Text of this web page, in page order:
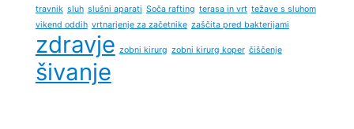
travnik sluh slušni aparati Soča rafting terasa in vrt težave s sluhom
vikend oddih vrtnarjenje za začetnike zaščita pred bakterijami
zdravje zobni kirurg zobni kirurg koper čiščenje
šivanje